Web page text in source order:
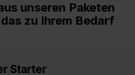
unseren Paketen
zu Ihrem Bedarf
Starter